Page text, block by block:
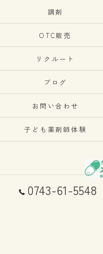
0743-61-5548
調剤
OTC販売
リクルート
ブログ
お問い合わせ
子ども薬剤師体験
© 2026 メルズ薬